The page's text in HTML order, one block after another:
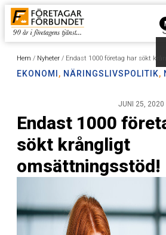
Hem / Nyheter / Endast 1000 företag har sökt
EKONOMI , NÄRINGSLIVSPOLITIK,
JUNI 25, 2020
Endast 1000
sökt krångligt
omsättningsstöd!